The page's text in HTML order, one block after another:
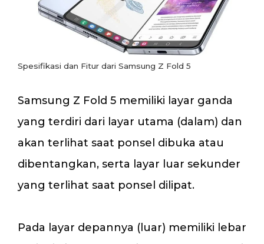
Spesifikasi dan Fitur dari Samsung Z Fold 5
Samsung Z Fold 5 memiliki layar ganda
yang terdiri dari layar utama (dalam) dan
akan terlihat saat ponsel dibuka atau
dibentangkan, serta layar luar sekunder
yang terlihat saat ponsel dilipat.
Pada layar depannya (luar) memiliki lebar